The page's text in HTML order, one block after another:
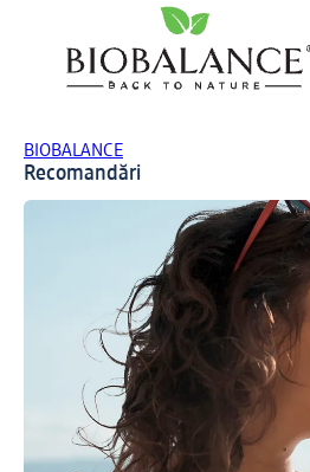
BIOBALANCE
Recomandări